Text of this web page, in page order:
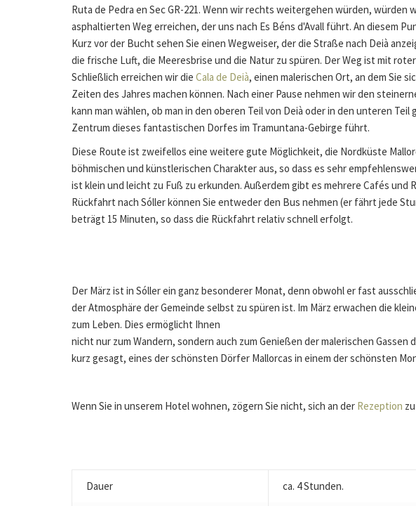
Ruta de Pedra en Sec GR-221. Wenn wir rechts weitergehen würden,
asphaltierten Weg erreichen, der uns nach Es Béns d'Avall führt. An diesem
Kurz vor der Bucht sehen Sie einen Wegweiser, der die Straße nach Deià
die frische Luft, die Meeresbrise und die Natur zu spüren. Der Weg ist mit
Schließlich erreichen wir die Cala de Deià, einen malerischen Ort, an dem Sie
Zeiten des Jahres machen können. Nach einer Pause nehmen wir den
kann man wählen, ob man in den oberen Teil von Deià oder in den unteren
Zentrum dieses fantastischen Dorfes im Tramuntana-Gebirge führt.
Diese Route ist zweifellos eine weitere gute Möglichkeit, die Nordküste
böhmischen und künstlerischen Charakter aus, so dass es sehr
ist klein und leicht zu Fuß zu erkunden. Außerdem gibt es mehrere Cafés
Rückfahrt nach Sóller können Sie entweder den Bus nehmen (er fährt jede
beträgt 15 Minuten, so dass die Rückfahrt relativ schnell erfolgt.
Der März ist in Sóller ein ganz besonderer Monat, denn obwohl er fast
der Atmosphäre der Gemeinde selbst zu spüren ist. Im März erwachen die
zum Leben. Dies ermöglicht Ihnen
nicht nur zum Wandern, sondern auch zum Genießen der malerischen
kurz gesagt, eines der schönsten Dörfer Mallorcas in einem der schönsten
Wenn Sie in unserem Hotel wohnen, zögern Sie nicht, sich an der Rezeption
Dauer ca. 4 Stunden.